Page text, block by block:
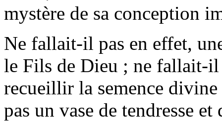
mystère de sa conception
Ne fallait-il pas en effet,
le Fils de Dieu ; ne fallait-il
recueillir la semence
pas un vase de tendresse